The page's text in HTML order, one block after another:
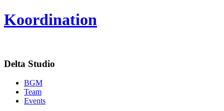
Koordination
Delta Studio
BGM
Team
Events